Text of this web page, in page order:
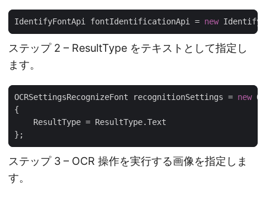
IdentifyFontApi fontIdentificationApi = new
ステップ 2 – ResultType をテキストとして指定し
ます。
OCRSettingsRecognizeFont recognitionSettings = new
ステップ 3 – OCR 操作を実行する画像を指定しま
す。